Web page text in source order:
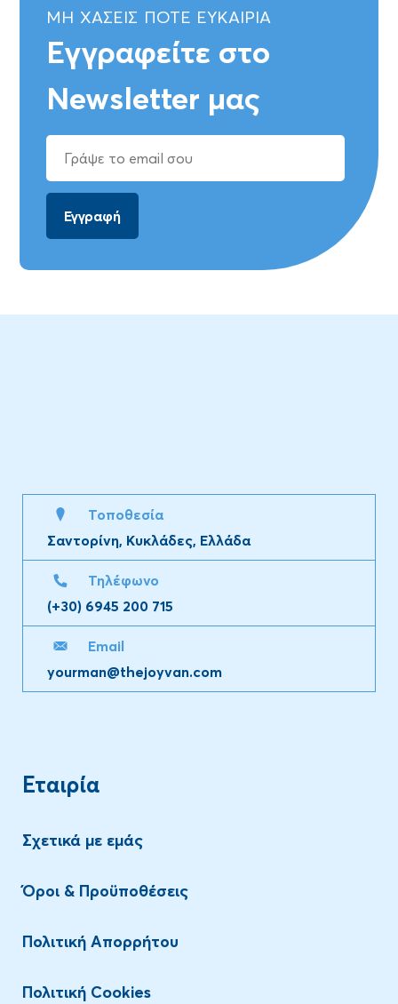
ΜΗ ΧΑΣΕΙΣ ΠΟΤΕ ΕΥΚΑΙΡΙΑ
Εγγραφείτε στο
Newsletter μας
Τοποθεσία
Σαντορίνη, Κυκλάδες, Ελλάδα
Τηλέφωνο
(+30) 6945 200 715
Email
yourman@thejoyvan.com
Εταιρία
Σχετικά με εμάς
Όροι & Προϋποθέσεις
Πολιτική Απορρήτου
Πολιτική Cookies